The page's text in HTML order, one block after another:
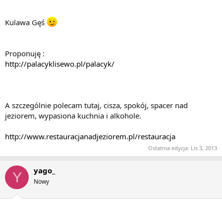
Kulawa Gęś
Proponuję :
http://palacyklisewo.pl/palacyk/
A szczególnie polecam tutaj, cisza, spokój, spacer nad
jeziorem, wypasiona kuchnia i alkohole.
http://www.restauracjanadjeziorem.pl/restauracja
Ostatnia edycja: Lis 3, 2013
Y yago_
Nowy